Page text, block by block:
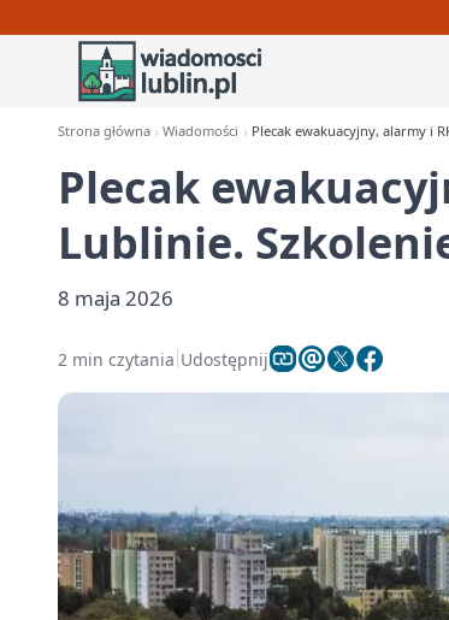
Strona główna Wiadomości Plecak ewakuacyjny, alarmy i
Plecak
Lublinie.
8 maja 2026
2 min czytania Udostępnij